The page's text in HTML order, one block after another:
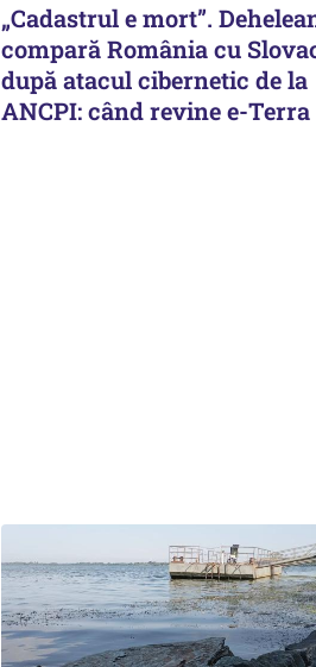
„Cadastrul e mort”.
compară România cu
după atacul cibernetic de la
ANCPI: când revine e-Terra